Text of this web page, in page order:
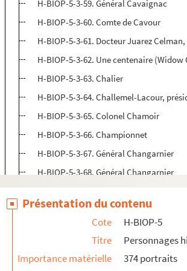
H-BIOP-5-3-59. Général Cavaignac
H-BIOP-5-3-60. Comte de Cavour
H-BIOP-5-3-61. Docteur Juarez
H-BIOP-5-3-62. Une centenaire (Widow
H-BIOP-5-3-63. Chalier
H-BIOP-5-3-64. Challemel-Lacour,
H-BIOP-5-3-65. Colonel Chamoir
H-BIOP-5-3-66. Championnet
H-BIOP-5-3-67. Général Changarnier
H-BIOP-5-3-68. Général Changarnier
H-BIOP-5-3-69. Général Changarnier
H-BIOP-5-3-70. Général Changarnier
H-BIOP-5-3-71. Général Chanzy
H-BIOP-5-3-72. Général Chanzy
H-BIOP-5-3-73. Général Chanzy
Présentation du contenu
Cote
H-BIOP-5
Titre
Personnages
Importance matérielle
374 portraits